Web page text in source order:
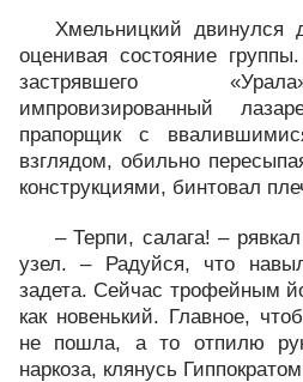
Хмельницкий двинулся
оценивая состояние
застрявшего
импровизированный
прапорщик с
взглядом, обильно
конструкциями, бинтовал
– Терпи, салага! –
узел. – Радуйся, что
задета. Сейчас трофейным
как новенький. Главное,
не пошла, а то отпилю
наркоза, клянусь